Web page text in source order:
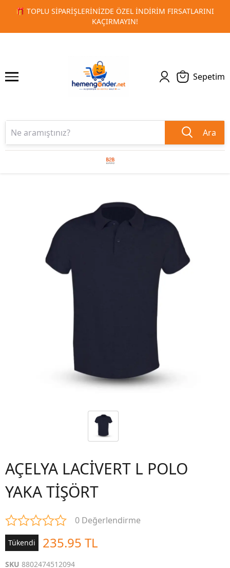
🚀 KURUMSAL PROMOSYON VE MATBAA
1 2
Sepetim
Ara
AÇELYA LACİVERT L POLO
YAKA TİŞÖRT
0 Değerlendirme
Tükendi 235.95 TL
SKU 8802474512094